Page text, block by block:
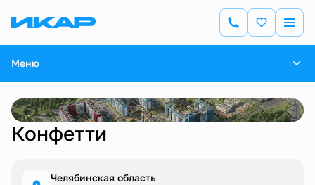
Меню
Конфетти
Челябинская область